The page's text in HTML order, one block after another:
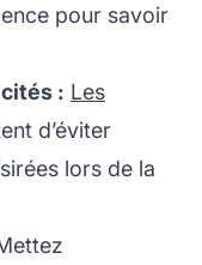
pour savoir
: Les
d’éviter
lors de la